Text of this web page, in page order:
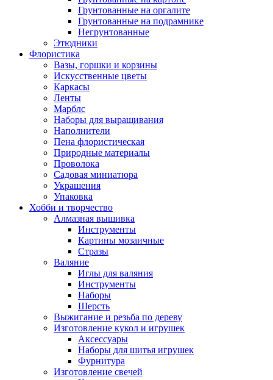
Грунтованные на оргалите
Грунтованные на подрамнике
Негрунтованные
Этюдники
Флористика
Вазы, горшки и корзины
Искусственные цветы
Каркасы
Ленты
Марблс
Наборы для выращивания
Наполнители
Пена флористическая
Природные материалы
Проволока
Садовая миниатюра
Украшения
Упаковка
Хобби и творчество
Алмазная вышивка
Инструменты
Картины мозаичные
Стразы
Валяние
Иглы для валяния
Инструменты
Наборы
Шерсть
Выжигание и резьба по дереву
Изготовление кукол и игрушек
Аксессуары
Наборы для шитья игрушек
Фурнитура
Изготовление свечей